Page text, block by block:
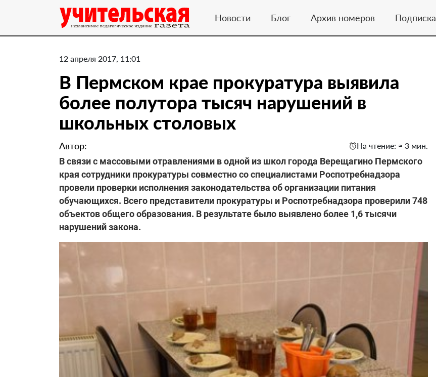
Новости Блог Архив номеров Подписка
12 апреля 2017, 11:01
В Пермском крае прокуратура выявила
более полутора тысяч нарушений в
школьных столовых
Автор: На чтение: ≈ 3 мин.
В связи с массовыми отравлениями в одной из школ города Верещагино Пермского
края сотрудники прокуратуры совместно со специалистами Роспотребнадзора
провели проверки исполнения законодательства об организации питания
обучающихся. Всего представители прокуратуры и Роспотребнадзора проверили 748
объектов общего образования. В результате было выявлено более 1,6 тысячи
нарушений закона.